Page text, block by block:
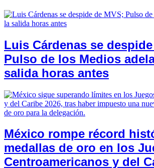
Luis Cárdenas se
Pulso de los Medios
salida horas antes
México rompe récord
medallas de oro en los
Centroamericanos y del